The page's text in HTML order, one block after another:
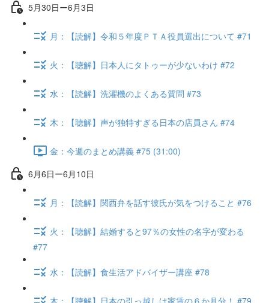
5月30日ー6月3日
月：【読解】令和５年度ＰＴＡ役員選出について #71
火：【聴解】日本人にタトゥーが少ないわけ #72
水：【読解】洗濯機のよくある質問 #73
木：【聴解】声が独特すぎる日本の店員さん #74
金：今週のまとめ講義 #75 (31:00)
6月6日ー6月10日
月：【読解】関西弁を話す彼氏が気をつけること #76
火：【聴解】結婚すると97％の女性の名字が変わる
#77
水：【読解】食生活アドバイザー講座 #78
木：【聴解】日本の引っ越しは家賃の６か月分！ #79